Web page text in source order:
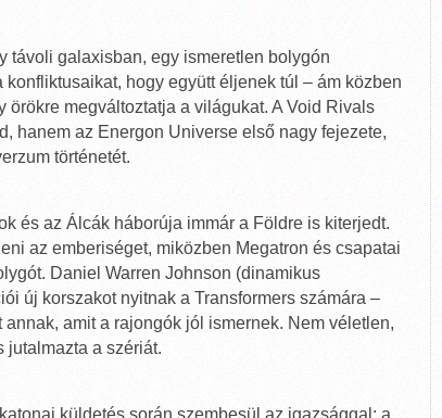
távoli galaxisban, egy ismeretlen bolygón
hogy együtt éljenek túl – ám közben
örökre megváltoztatja a világukat. A Void Rivals
hanem az Energon Universe első nagy fejezete,
történetét.
és az Álcák háborúja immár a Földre is kiterjedt.
az emberiséget, miközben Megatron és csapatai
Daniel Warren Johnson (dinamikus
új korszakot nyitnak a Transformers számára –
amit a rajongók jól ismernek. Nem véletlen,
jutalmazta a szériát.
küldetés során szembesül az igazsággal: a